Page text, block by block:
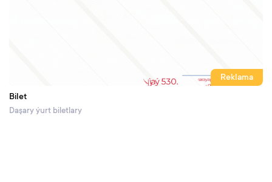
Reklama
Bilet
Daşary ýurt biletlary